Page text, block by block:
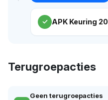
APK Keuring
Terugroepacties
Geen terugroepacties